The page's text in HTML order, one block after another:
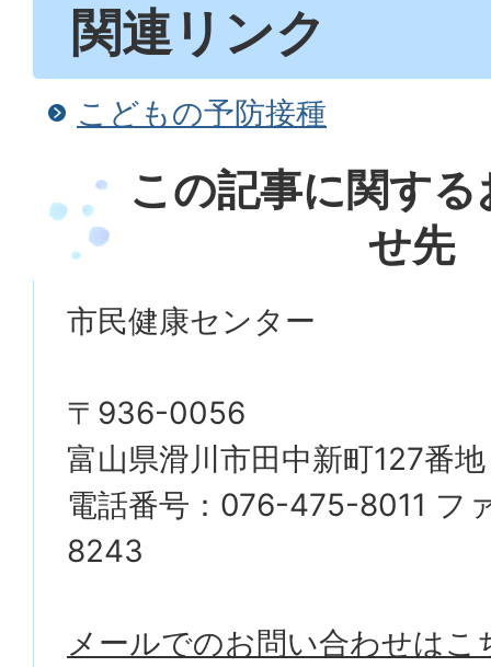
関連リンク
こどもの予防接種
この記事に関す
せ先
市民健康センター
〒936-0056
富山県滑川市田中新町127番地
電話番号：076-475-8011 フ
8243
メールでのお問い合わせはこ